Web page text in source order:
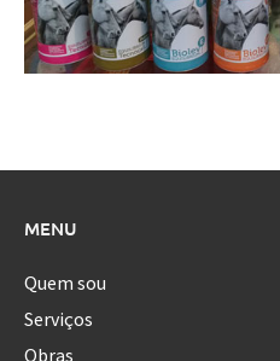
MENU
Quem sou
Serviços
Obras